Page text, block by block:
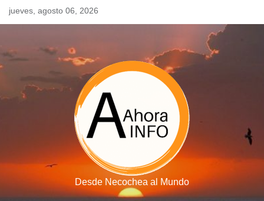
Skipjueves, agosto 06, 2026
Desde Necochea al Mundo